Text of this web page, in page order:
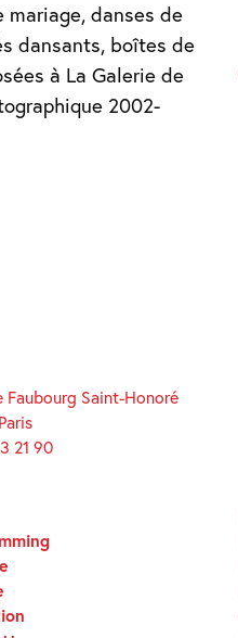
danses de
dansants, boîtes de
à La Galerie de
2002-
Faubourg Saint-Honoré
21 90